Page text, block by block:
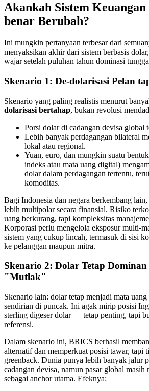
Akankah Sistem
benar Berubah?
Ini mungkin pertanyaan terbesar dari
menyaksikan akhir dari sistem berbasis
wajar setelah puluhan tahun dominasi
Skenario 1: De-dolarisasi Pelan
Skenario yang paling realistis menurut
dolarisasi bertahap, bukan revolusi
Porsi dolar di cadangan devisa global
Lebih banyak perdagangan bilateral
lokal atau regional.
Yuan, euro, dan mungkin suatu
indeks atau mata uang digital)
dolar dalam perdagangan tertentu,
komoditas.
Bagi Indonesia dan negara berkembang
lebih multipolar secara finansial. Risiko
uang berkurang, tapi kompleksitas
Korporasi perlu mengelola eksposur multi-
sistem yang cukup lincah, termasuk di sisi
ke pelanggan maupun mitra.
Skenario 2: Dolar Tetap
"Mutlak"
Skenario lain: dolar tetap menjadi mata
sendirian di puncak. Ini agak mirip posisi
sterling digeser dolar — tetap penting, tapi
referensi.
Dalam skenario ini, BRICS berhasil
alternatif dan memperkuat posisi tawar, tapi
greenback. Dunia punya lebih banyak jalur
cadangan devisa, namun pasar global
sebagai anchor utama. Efeknya: